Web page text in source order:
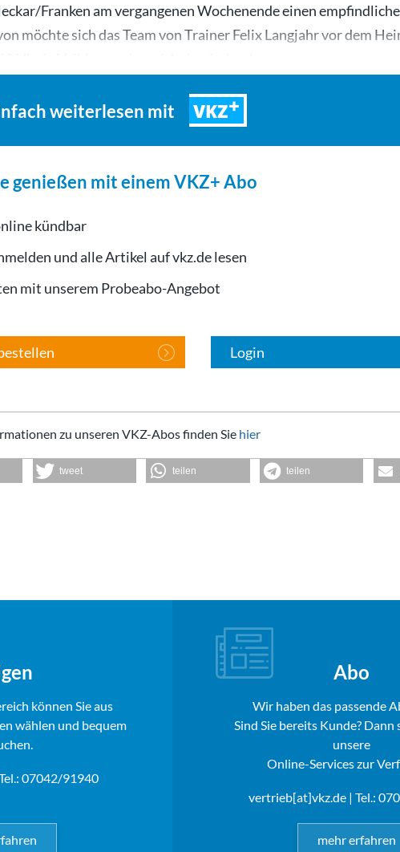
Franken am vergangenen Wochenende einen
möchte sich das Team von Trainer Felix Langjahr vor dem
weiterlesen mit VKZ
genießen mit einem VKZ+ Abo
kündbar
und alle Artikel auf vkz.de lesen
mit unserem Probeabo-Angebot
Login
zu unseren VKZ-Abos finden Sie hier
tweet teilen teilen
können Sie aus
wählen und bequem
07042/91940
Abo
Wir haben das passende
Sind Sie bereits Kunde? Dann
unsere
Online-Services zur
vertrieb[at]vkz.de| Tel.:
mehr erfahren